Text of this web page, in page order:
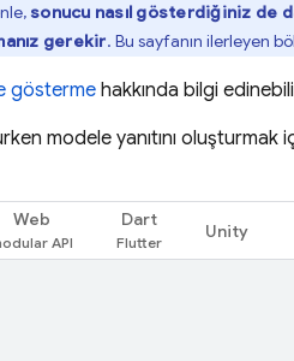
sonucu nasıl gösterdiğiniz de
gerekir. Bu sayfanın ilerleyen
gösterme hakkında bilgi
modele yanıtını oluşturmak
Web Dart
Unity